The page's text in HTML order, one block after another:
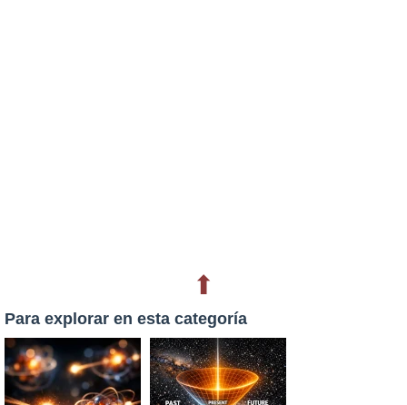
⬆
Para explorar en esta categoría